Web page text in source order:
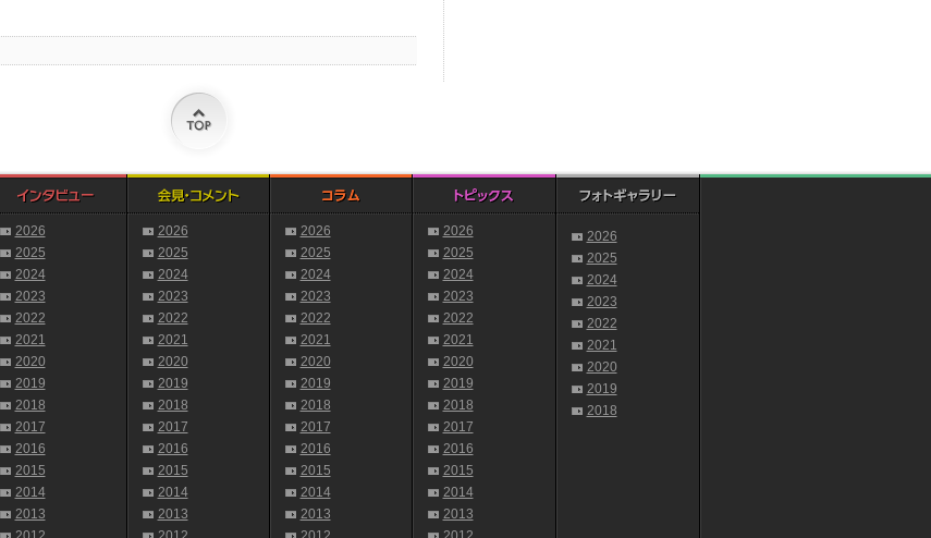
2026
2025
2024
2023
2022
2021
2020
2019
2018
2017
2016
2015
2014
2013
2026
2025
2024
2023
2022
2021
2020
2019
2018
2017
2016
2015
2014
2013
2026
2025
2024
2023
2022
2021
2020
2019
2018
2017
2016
2015
2014
2013
2026
2025
2024
2023
2022
2021
2020
2019
2018
2017
2016
2015
2014
2013
2026
2025
2024
2023
2022
2021
2020
2019
2018